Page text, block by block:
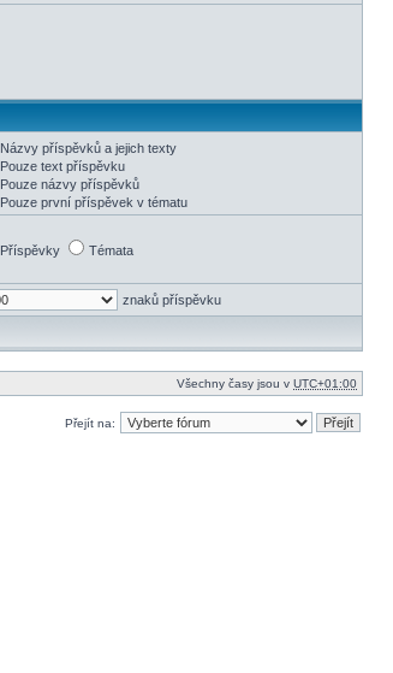
Názvy příspěvků a jejich texty
Pouze text příspěvku
Pouze názvy příspěvků
Pouze první příspěvek v tématu
Příspěvky Témata
znaků příspěvku
Všechny časy jsou v UTC+01:00
Přejít na: